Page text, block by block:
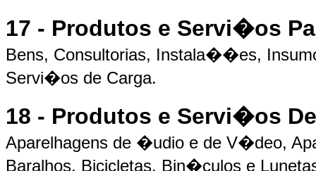
17 - Produtos e Servi�os
Bens, Consultorias, Instala��es,
Servi�os de Carga.
18 - Produtos e Servi�os
Aparelhagens de �udio e de V�deo,
Baralhos, Bicicletas, Bin�culos e